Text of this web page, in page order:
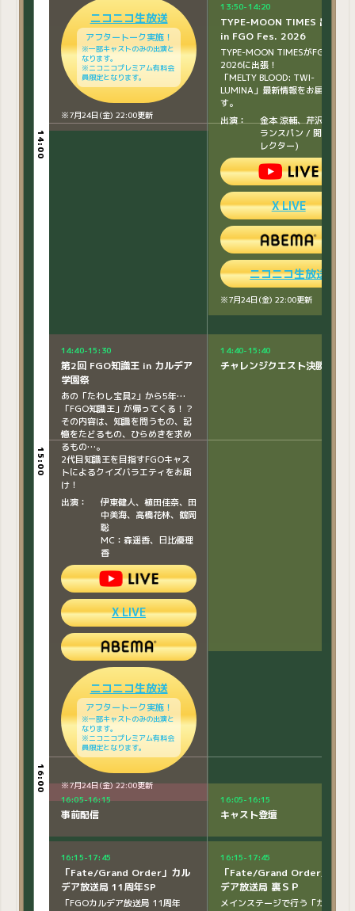
14:00
15:00
16:00
13:50-14:40
「Fate/Grand Order」スタ
ッフトーク
FGOの開発・運営スタッフを迎
ニコニコ生放送
アフタートーク実施！
※一部キャストのみの出演と
なります。
※ニコニコプレミアム有料会
員限定となります。
※7月24日(金) 22:00更新
15:10-16:00
カルデア学園 オールスターバ
FGO Fes. 2026最多キャストでお
くるステージ！
カルデア学園祭をモチーフとした
アトラクションに挑戦します。
出演：
阿部敦、植田佳奈、小野
友樹、川澄綾子、下屋則
子
高橋花林、鶴岡聡、中島
ヨシキ、古川慎、山下七
海
MC：森遥香
X LIVE
ニコニコ生放送
アフタートーク実施！
なります。
※ニコニコプレミアム有料会
員限定となります。
13:50-14:40
「Fate/Grand Order」スタ
ッフトーク キャストコメンタ
メインステージで行う「スタッフ
トーク」を、
ご来場頂いた皆様と同じ目線でキ
ャストが生観覧をいたします。​
出演：
赤羽根健治、伊東健人
高橋李依
※7月24日(金) 22:00更新
14:00
15:00
16:00
ニコニコ生放送
アフタートーク実施！
※一部キャストのみの出演と
なります。
※ニコニコプレミアム有料会
員限定となります。
※7月24日(金) 22:00更新
14:40-15:30
第2回 FGO知識王 in カルデア
学園祭
あの「たわし宝具2」から5年…
「FGO知識王」が帰ってくる！？
その内容は、知識を問うもの、記
憶をたどるもの、ひらめきを求め
るもの…。
2代目知識王を目指すFGOキャス
トによるクイズバラエティをお届
け！
出演：
伊東健人、植田佳奈、田
中美海、高橋花林、鶴岡
聡
MC：森遥香、日比優理
香
X LIVE
ニコニコ生放送
アフタートーク実施！
※一部キャストのみの出演と
なります。
※ニコニコプレミアム有料会
員限定となります。
※7月24日(金) 22:00更新
16:05-16:15
事前配信
16:15-17:45
「Fate/Grand Order」カル
デア放送局 11周年SP
「FGOカルデア放送局 11周年
13:50-14:20
TYPE-MOON TIMES 出張版
in FGO Fes. 2026
TYPE-MOON TIMESがFGO Fes.
2026に出張！
「MELTY BLOOD: TWI-
LUMINA」最新情報をお届けしま
す。
出演：
金本 涼輔、芹沢 鴨音(
ランスパン / 開発ディ
レクター)
X LIVE
ニコニコ生放送
※7月24日(金) 22:00更新
14:40-15:40
チャレンジクエスト決勝
16:05-16:15
キャスト登壇
16:15-17:45
「Fate/Grand Order」カル
デア放送局 裏ＳＰ
メインステージで行う「カルデア